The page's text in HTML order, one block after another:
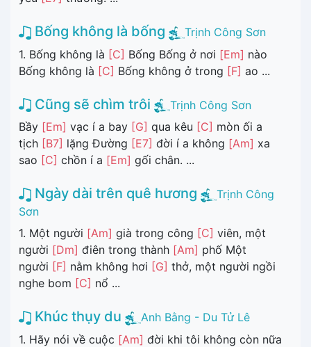
Bống không là bống
Trịnh Công Sơn
1. Bống không là [C] Bống Bống ở nơi [Em] nào
Bống không là [C] Bống không ở trong [F] ao ...
Cũng sẽ chìm trôi
Trịnh Công Sơn
Bầy [Em] vạc í a bay [G] qua kêu [C] mòn ối a
tịch [B7] lặng Đường [E7] đời í a không [Am] xa
sao [C] chồn í a [Em] gối chân. ...
Ngày dài trên quê hương
Trịnh Công
Sơn
1. Một người [Am] già trong công [C] viên, một
người [Dm] điên trong thành [Am] phố Một
người [F] nằm không hơi [G] thở, một người ngồi
nghe bom [C] nổ ...
Khúc thụy du
Anh Bằng - Du Tử Lê
1. Hãy nói về cuộc [Am] đời khi tôi không còn nữa